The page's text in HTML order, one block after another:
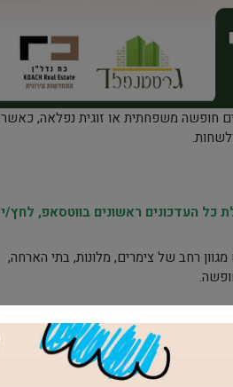
חופשה משפחתית או זוגית נפלאה, כאשר
העדכונים ראשונים בווטסאפ, לחץ/י
רחב של צימרים, מלונות, בתי הארחה,
שמספק הפוגה כיפית מחיי היום יום,
לצאת אל הפסקה כיפית מחיי היום יום.